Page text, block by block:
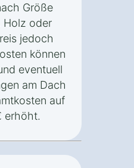
Größe
Holz oder
jedoch
können
eventuell
am Dach
auf
erhöht.